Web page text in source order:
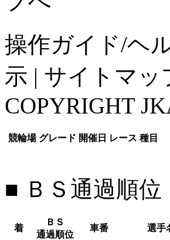
操作ガイド/ヘ
示 | サイトマッ
COPYRIGHT
競輪場 グレード 開催日 レース 種目
■ ＢＳ通過順位
着
ＢＳ
通過順位
車番 選手